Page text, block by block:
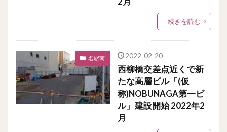
続きを読む
名駅南 2022-02-20
西柳橋交差点近くで新
たな高層ビル「(仮
称)NOBUNAGA第一ビ
ル」建設開始 2022年2
月